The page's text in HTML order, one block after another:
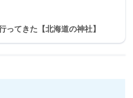
ってきた【北海道の神社】